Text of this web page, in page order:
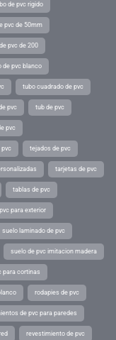
de pvc rigido
pvc de 50mm
pvc de 200
de pvc blanco
tubo cuadrado de pvc
pvc tub de pvc
pvc
pvc tejados de pvc
tarjetas de pvc
tablas de pvc
para exterior
suelo laminado de pvc
suelo de pvc imitacion madera
para cortinas
rodapies de pvc
de pvc para paredes
revestimiento de pvc